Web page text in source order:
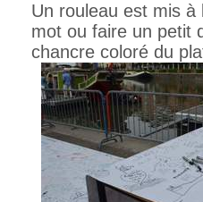
Un rouleau est mis
mot ou faire un petit
chancre coloré du